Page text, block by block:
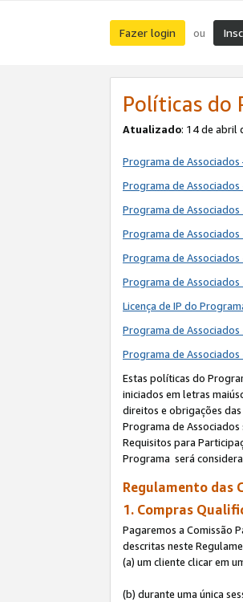
Fazer login ou
Políticas do
Atualizado: 14 de abril
Programa de Associados
Programa de
Programa de
Programa de
Programa de
Programa de
Licença de IP do
Programa de
Programa de
Estas políticas do
iniciados em letras
direitos e obrigações
Programa de
Requisitos para
Programa será
Regulamento das
1. Compras
Pagaremos a Comissão
descritas neste
(a) um cliente clicar em
(b) durante uma única